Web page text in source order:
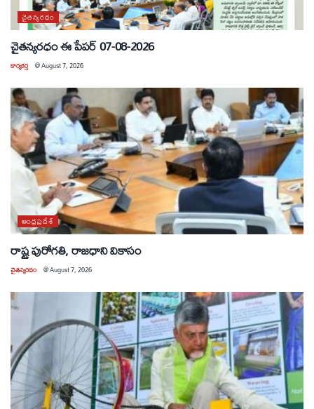
చైతన్యరధం
చైతన్యరధం ఈ పేపర్ 07-08-2026
కార్యకర్త @August 7, 2026
ఆంధ్రప్రదేశ్
రాష్ట్ర పురోగతి, రాజధాని వికాసం
చైతన్యరధం @August 7, 2026